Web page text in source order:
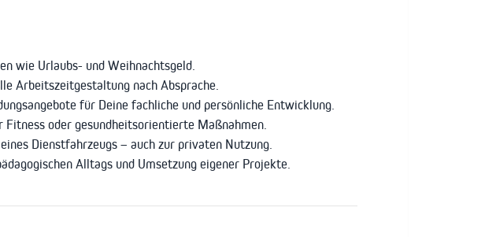
wie Urlaubs- und Weihnachtsgeld.
Arbeitszeitgestaltung nach Absprache.
für Deine fachliche und persönliche Entwicklung.
Fitness oder gesundheitsorientierte Maßnahmen.
Dienstfahrzeugs – auch zur privaten Nutzung.
Alltags und Umsetzung eigener Projekte.